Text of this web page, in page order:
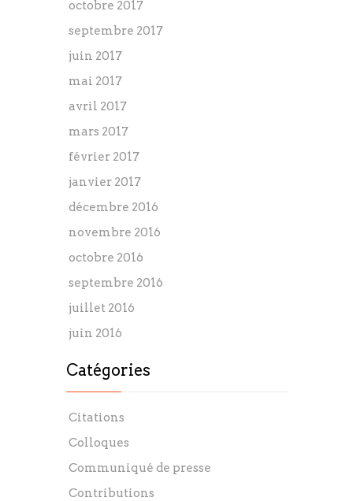
octobre 2017
septembre 2017
juin 2017
mai 2017
avril 2017
mars 2017
février 2017
janvier 2017
décembre 2016
novembre 2016
octobre 2016
septembre 2016
juillet 2016
juin 2016
Catégories
Citations
Colloques
Communiqué de presse
Contributions